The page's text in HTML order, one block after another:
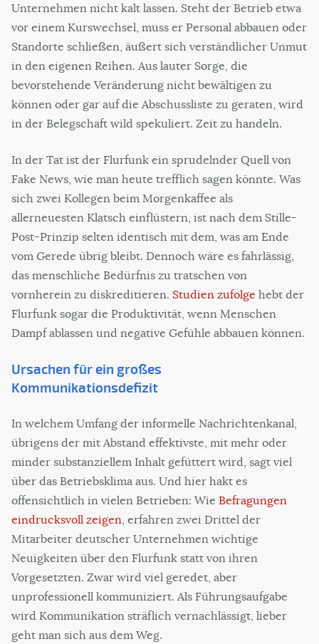
Unternehmen nicht kalt lassen. Steht der Betrieb etwa
vor einem Kurswechsel, muss er Personal abbauen oder
Standorte schließen, äußert sich verständlicher Unmut
in den eigenen Reihen. Aus lauter Sorge, die
bevorstehende Veränderung nicht bewältigen zu
können oder gar auf die Abschussliste zu geraten, wird
in der Belegschaft wild spekuliert. Zeit zu handeln.
In der Tat ist der Flurfunk ein sprudelnder Quell von
Fake News, wie man heute trefflich sagen könnte. Was
sich zwei Kollegen beim Morgenkaffee als
allerneuesten Klatsch einflüstern, ist nach dem Stille-
Post-Prinzip selten identisch mit dem, was am Ende
vom Gerede übrig bleibt. Dennoch wäre es fahrlässig,
das menschliche Bedürfnis zu tratschen von
vornherein zu diskreditieren. Studien zufolge hebt der
Flurfunk sogar die Produktivität, wenn Menschen
Dampf ablassen und negative Gefühle abbauen können.
Ursachen für ein großes
Kommunikationsdefizit
In welchem Umfang der informelle Nachrichtenkanal,
übrigens der mit Abstand effektivste, mit mehr oder
minder substanziellem Inhalt gefüttert wird, sagt viel
über das Betriebsklima aus. Und hier hakt es
offensichtlich in vielen Betrieben: Wie Befragungen
eindrucksvoll zeigen, erfahren zwei Drittel der
Mitarbeiter deutscher Unternehmen wichtige
Neuigkeiten über den Flurfunk statt von ihren
Vorgesetzten. Zwar wird viel geredet, aber
unprofessionell kommuniziert. Als Führungsaufgabe
wird Kommunikation sträflich vernachlässigt, lieber
geht man sich aus dem Weg.